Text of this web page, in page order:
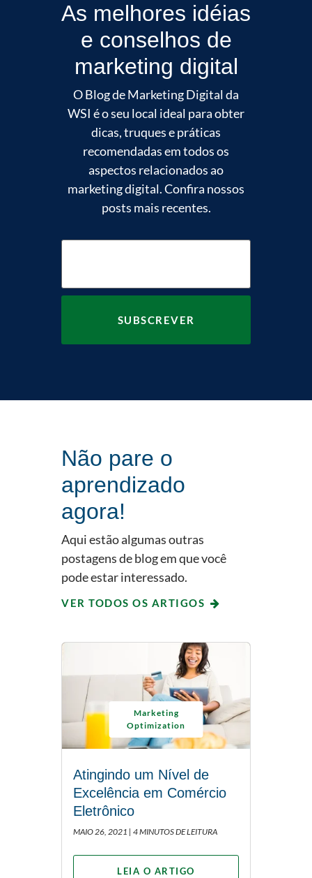
As melhores idéias
e conselhos de
marketing digital
O Blog de Marketing Digital da
WSI é o seu local ideal para obter
dicas, truques e práticas
recomendadas em todos os
aspectos relacionados ao
marketing digital. Confira nossos
posts mais recentes.
Não pare o
aprendizado
agora!
Aqui estão algumas outras
postagens de blog em que você
pode estar interessado.
VER TODOS OS ARTIGOS
Marketing
Optimization
Atingindo um Nível de
Excelência em Comércio
Eletrônico
MAIO 26, 2021 | 4 MINUTOS DE LEITURA
LEIA O ARTIGO